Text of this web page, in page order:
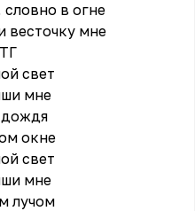
словно в огне
весточку мне
свет
мне
окне
свет
мне
лучом